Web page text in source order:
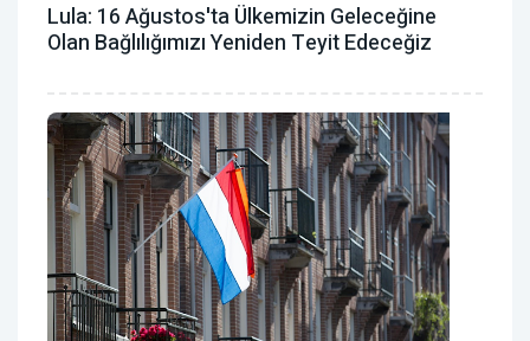
Lula: 16 Ağustos'ta Ülkemizin Geleceğine
Olan Bağlılığımızı Yeniden Teyit Edeceğiz